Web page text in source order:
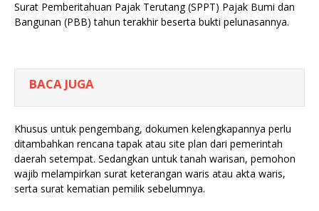
Surat Pemberitahuan Pajak Terutang (SPPT) Pajak Bumi dan
Bangunan (PBB) tahun terakhir beserta bukti pelunasannya.
BACA JUGA
Khusus untuk pengembang, dokumen kelengkapannya perlu
ditambahkan rencana tapak atau site plan dari pemerintah
daerah setempat. Sedangkan untuk tanah warisan, pemohon
wajib melampirkan surat keterangan waris atau akta waris,
serta surat kematian pemilik sebelumnya.